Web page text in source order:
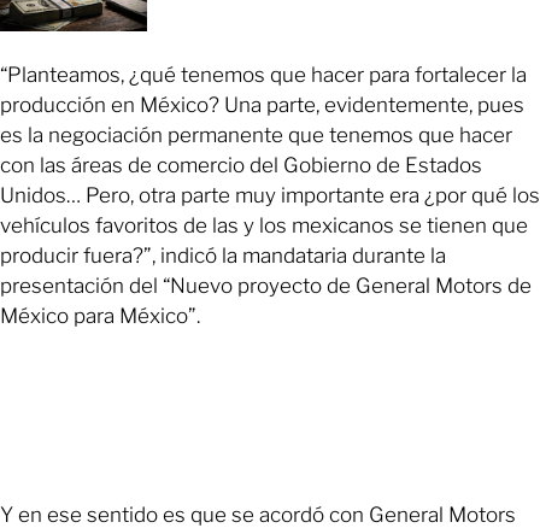
“Planteamos, ¿qué tenemos que hacer para fortalecer la
producción en México? Una parte, evidentemente, pues
es la negociación permanente que tenemos que hacer
con las áreas de comercio del Gobierno de Estados
Unidos… Pero, otra parte muy importante era ¿por qué los
vehículos favoritos de las y los mexicanos se tienen que
producir fuera?”, indicó la mandataria durante la
presentación del “Nuevo proyecto de General Motors de
México para México”.
Y en ese sentido es que se acordó con General Motors